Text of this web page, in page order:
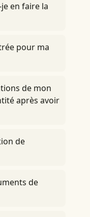
en faire la
pour ma
de mon
après avoir
de
de